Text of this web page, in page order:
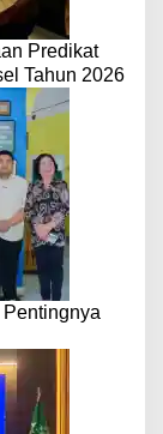
Predikat
Tahun 2026